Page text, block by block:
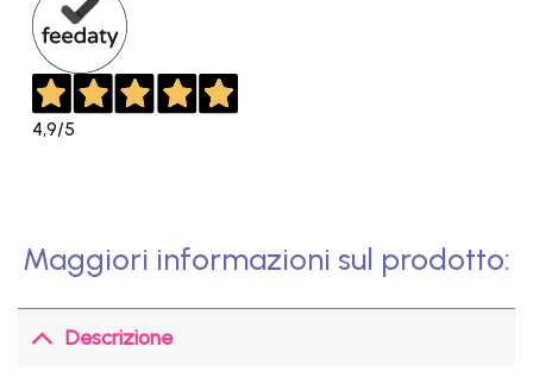
4,9/5
Maggiori informazioni sul prodotto:
Descrizione